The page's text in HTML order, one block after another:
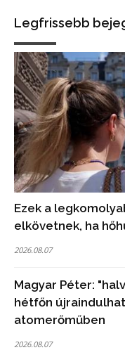
Legfrissebb
Ezek a
elkövetnek, ha
2026.08.07
Magyar Péter:
hétfőn
atomerőműben
2026.08.07